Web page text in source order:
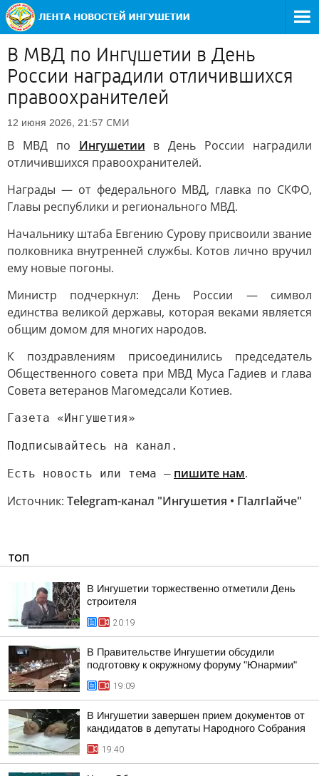
В МВД по Ингушетии в День
России наградили отличившихся
правоохранителей
12 июня 2026, 21:57 СМИ
В МВД по Ингушетии в День России наградили
отличившихся правоохранителей.
Награды — от федерального МВД, главка по СКФО,
Главы республики и регионального МВД.
Начальнику штаба Евгению Сурову присвоили звание
полковника внутренней службы. Котов лично вручил
ему новые погоны.
Министр подчеркнул: День России — символ
единства великой державы, которая веками является
общим домом для многих народов.
К поздравлениям присоединились председатель
Общественного совета при МВД Муса Гадиев и глава
Совета ветеранов Магомедсали Котиев.
Газета «Ингушетия»
Подписывайтесь на канал.
Есть новость или тема — пишите нам.
Источник: Telegram-канал "Ингушетия • ГIалгIайче"
ТОП
В Ингушетии торжественно отметили День
строителя
20:19
В Правительстве Ингушетии обсудили
подготовку к окружному форуму "Юнармии"
19:09
В Ингушетии завершен прием документов от
кандидатов в депутаты Народного Собрания
19:40